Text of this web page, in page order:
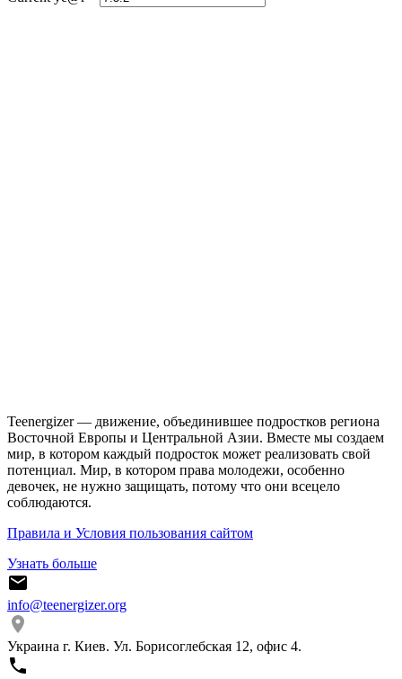
Teenergizer — движение, объединившее подростков региона
Восточной Европы и Центральной Азии. Вместе мы создаем
мир, в котором каждый подросток может реализовать свой
потенциал. Мир, в котором права молодежи, особенно
девочек, не нужно защищать, потому что они всецело
соблюдаются.
Правила и Условия пользования сайтом
Узнать больше
info@teenergizer.org
Украина г. Киев. Ул. Борисоглебская 12, офис 4.